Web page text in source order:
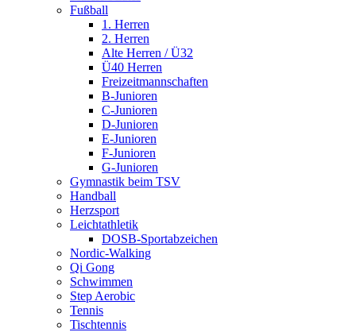
Fußball
1. Herren
2. Herren
Alte Herren / Ü32
Ü40 Herren
Freizeitmannschaften
B-Junioren
C-Junioren
D-Junioren
E-Junioren
F-Junioren
G-Junioren
Gymnastik beim TSV
Handball
Herzsport
Leichtathletik
DOSB-Sportabzeichen
Nordic-Walking
Qi Gong
Schwimmen
Step Aerobic
Tennis
Tischtennis